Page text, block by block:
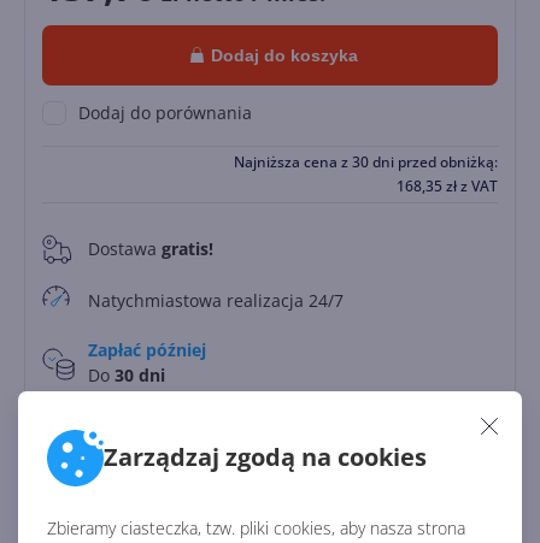
Zarządzaj zgodą na cookies
Zbieramy ciasteczka, tzw. pliki cookies, aby nasza strona
Dodaj do koszyka
Dodaj do porównania
Najniższa cena z 30 dni przed obniżką:
168,35 złz VAT
0 Dostawa gratis!
Natychmiastowa realizacja 24/7
Zapłać później
Do 30 dni
Rodzaj licencji:CSP
Licencja:komercyjna